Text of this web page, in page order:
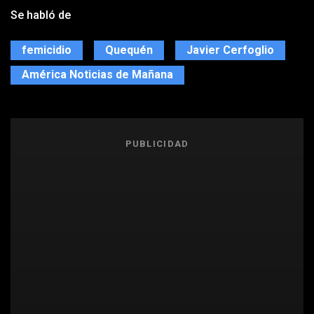
Se habló de
femicidio Quequén
Javier Cerfoglio
América Noticias de Mañana
PUBLICIDAD